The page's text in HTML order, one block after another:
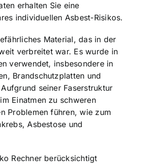
erhalten Sie eine
individuellen Asbest-Risikos.
Material, das in der
verbreitet war. Es wurde in
verwendet, insbesondere in
Brandschutzplatten und
seiner Faserstruktur
Einatmen zu schweren
Problemen führen, wie zum
Asbestose und
Rechner berücksichtigt